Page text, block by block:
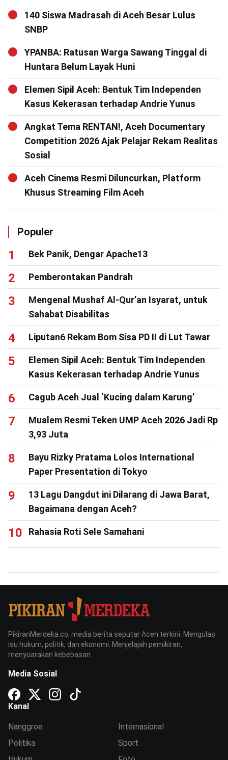
140 Siswa Madrasah di Aceh Besar Lulus
SNBP
YPANBA: Ratusan Warga Sawang Tinggal di
Huntara Belum Layak Huni
Elemen Sipil Aceh: Bentuk Tim Independen
Kasus Kekerasan terhadap Andrie Yunus
Angkat Tema RENTAN!, Aceh Documentary
Competition 2026 Ajak Pelajar Rekam Realitas
Sosial
Aceh Cinema Resmi Diluncurkan, Platform
Khusus Streaming Film Aceh
Populer
Bek Panik, Dengar Apache13
Pemberontakan Pandrah
Mengenal Mushaf Al-Qur’an Isyarat, untuk
Sahabat Disabilitas
Liputan6 Rekam Bom Sisa PD II di Lut Tawar
Elemen Sipil Aceh: Bentuk Tim Independen
Kasus Kekerasan terhadap Andrie Yunus
Cagub Aceh Jual ‘Kucing dalam Karung’
Mualem Resmi Teken UMP Aceh 2026 Jadi Rp
3,93 Juta
Bayu Rizky Pratama Lolos International
Paper Presentation di Tokyo
13 Lagu Dangdut ini Dilarang di Jawa Barat,
Bagaimana dengan Aceh?
Rahasia Roti Sele Samahani
PikiranMerdeka.co, media berita seputar Aceh terkini. Mengulas
isu hukum, politik, dan ekonomi. Menjelajah pemikiran,
menyuarakan kebebasan.
Media Sosial
Kanal
Nanggroe
Politika
Internasional
Sport